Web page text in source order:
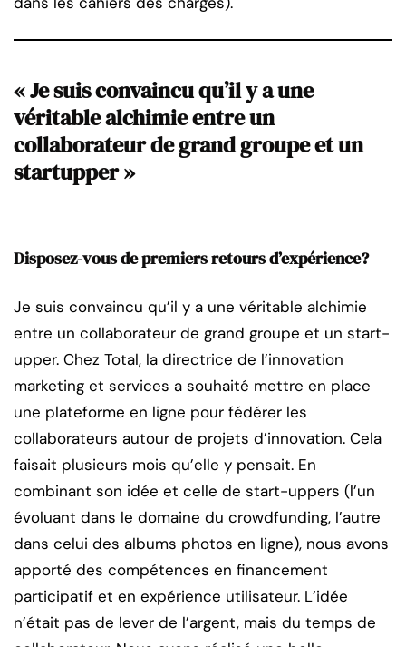
« Je suis convaincu qu’il y a une
véritable alchimie entre un
collaborateur de grand groupe et un
startupper »
Disposez-vous de premiers retours d’expérience?
Je suis convaincu qu’il y a une véritable alchimie
entre un collaborateur de grand groupe et un start-
upper. Chez Total, la directrice de l’innovation
marketing et services a souhaité mettre en place
une plateforme en ligne pour fédérer les
collaborateurs autour de projets d’innovation. Cela
faisait plusieurs mois qu’elle y pensait. En
combinant son idée et celle de start-uppers (l’un
évoluant dans le domaine du crowdfunding, l’autre
dans celui des albums photos en ligne), nous avons
apporté des compétences en financement
participatif et en expérience utilisateur. L’idée
n’était pas de lever de l’argent, mais du temps de